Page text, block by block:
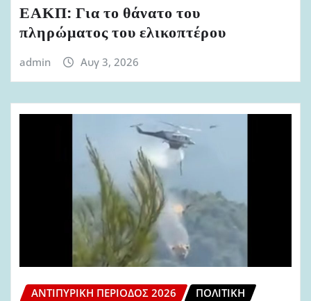
ΕΑΚΠ: Για το θάνατο του
πληρώματος του ελικοπτέρου
admin Αυγ 3, 2026
ΑΝΤΙΠΥΡΙΚΉ ΠΕΡΊΟΔΟΣ 2026
ΠΟΛΙΤΙΚΉ